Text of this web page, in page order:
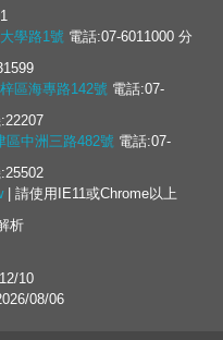
學路1號電話:07-6011000 分
區海專路142號電話:07-
區中洲三路482號 電話:07-
| 請使用IE11或Chrome以上
析
10
08/06